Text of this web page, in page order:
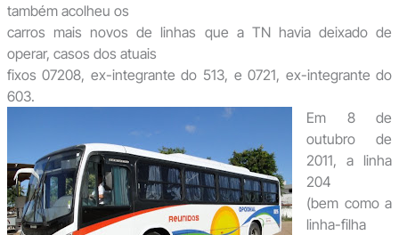
também acolheu os
carros mais novos de linhas que a TN havia deixado de
operar, casos dos atuais
fixos 07208, ex-integrante do 513, e 0721, ex-integrante do
603.
Em 8 de
outubro de
2011, a linha
204
(bem como a
linha-filha